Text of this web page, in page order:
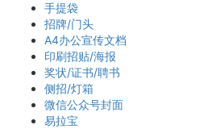
手提袋
招牌/门头
A4办公宣传文档
印刷招贴/海报
奖状/证书/聘书
侧招/灯箱
微信公众号封面
易拉宝